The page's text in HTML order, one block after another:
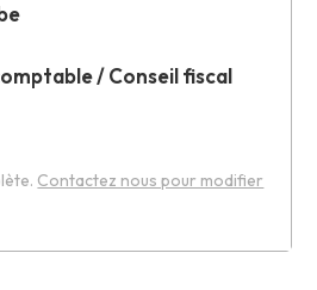
/ Conseil fiscal
Contactez nous pour modifier